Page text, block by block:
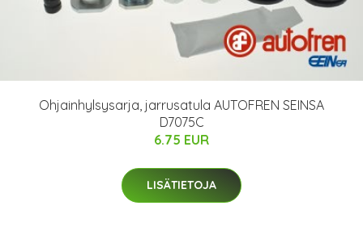
Ohjainhylsysarja, jarrusatula AUTOFREN SEINSA
D7075C
6.75 EUR
LISÄTIETOJA